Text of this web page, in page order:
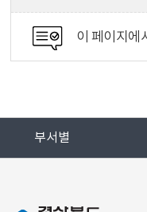
이 페이지에
부서별